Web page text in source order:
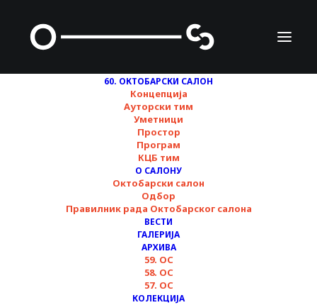
60. ОКТОБАРСКИ САЛОН
Концепција
Ауторски тим
Уметници
Простор
Програм
КЦБ тим
О САЛОНУ
Октобарски салон
Одбор
Правилник рада Октобарског салона
ВЕСТИ
ГАЛЕРИЈА
АРХИВА
59. ОС
58. ОС
57. ОС
КОЛЕКЦИЈА
НАДА ЈЕ
ДИСЦИПЛИНА